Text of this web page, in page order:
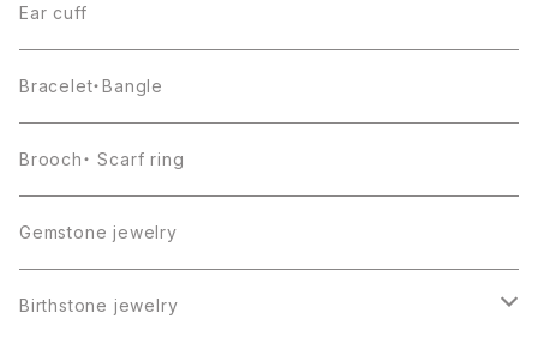
Ear cuff
Bracelet・Bangle
Brooch・ Scarf ring
Gemstone jewelry
Birthstone jewelry